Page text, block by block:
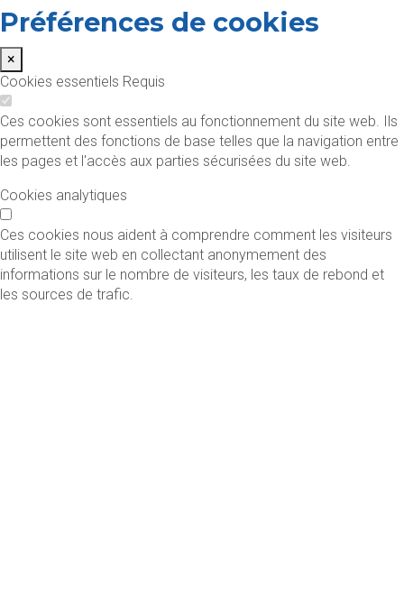
Préférences de cookies
×
Cookies essentiels Requis
Ces cookies sont essentiels au fonctionnement du site web. Ils
permettent des fonctions de base telles que la navigation entre
les pages et l'accès aux parties sécurisées du site web.
Cookies analytiques
Ces cookies nous aident à comprendre comment les visiteurs
utilisent le site web en collectant anonymement des
informations sur le nombre de visiteurs, les taux de rebond et
les sources de trafic.